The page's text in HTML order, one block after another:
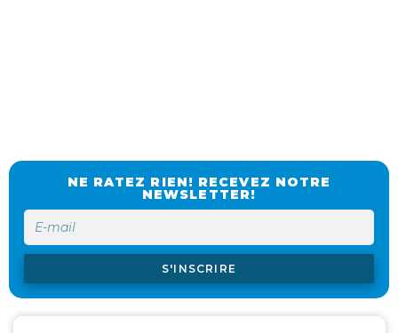
NE RATEZ RIEN! RECEVEZ NOTRE
NEWSLETTER!
S'INSCRIRE